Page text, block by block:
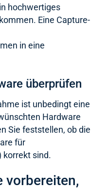
hochwertiges
Eine Capture-
in eine
überprüfen
ist unbedingt eine
Hardware
Sie feststellen, ob die
für
korrekt sind.
vorbereiten,